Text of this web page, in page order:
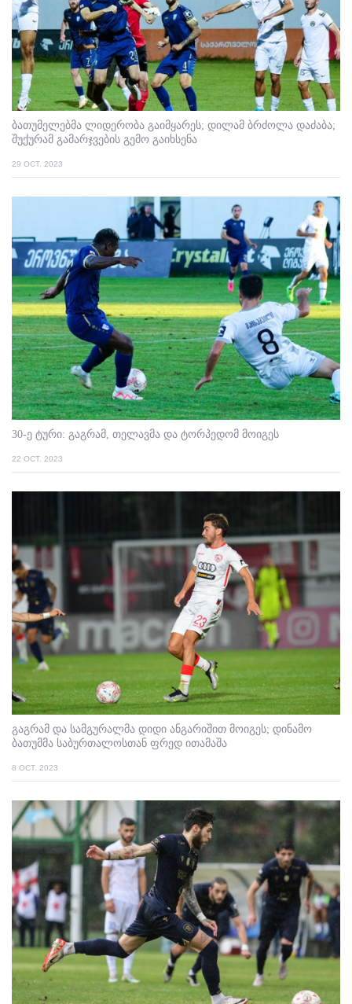
ბათუმელებმა ლიდერობა გაიმყარეს; დილამ ბრძოლა დაძაბა;
შუქურამ გამარჯვების გემო გაიხსენა
29 OCT. 2023
30-ე ტური: გაგრამ, თელავმა და ტორპედომ მოიგეს
22 OCT. 2023
გაგრამ და სამგურალმა დიდი ანგარიშით მოიგეს; დინამო
ბათუმმა საბურთალოსთან ფრედ ითამაშა
8 OCT. 2023